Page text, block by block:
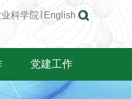
科学院 English
党建工作